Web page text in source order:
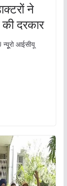
ने
दरकार
न्यूूरो आईसीयू